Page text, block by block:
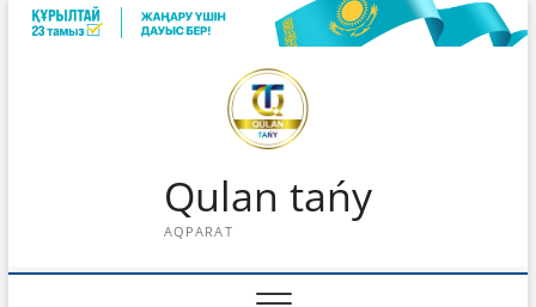
Skip
Qulan tańy
AQPARAT